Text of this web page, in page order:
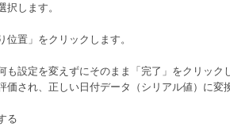
択します。
位置」をクリックします。
も設定を変えずにそのまま「完了」をクリック
価され、正しい日付データ（シリアル値）に変
る